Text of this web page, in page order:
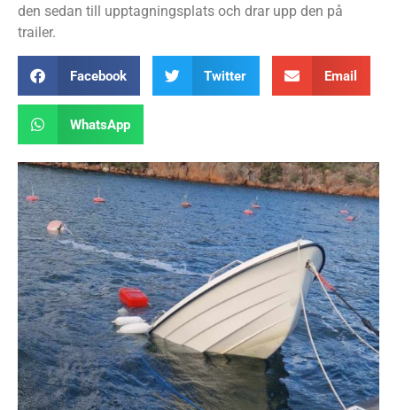
den sedan till upptagningsplats och drar upp den på
trailer.
Facebook Twitter Email
WhatsApp